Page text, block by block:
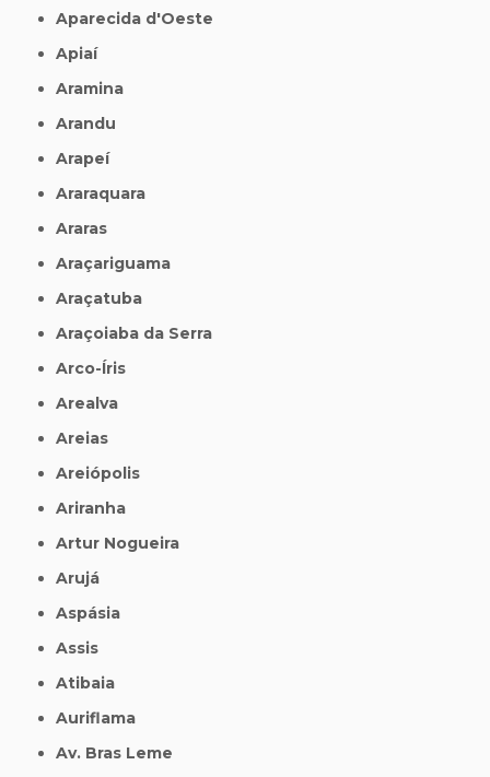
Aparecida d'Oeste
Apiaí
Aramina
Arandu
Arapeí
Araraquara
Araras
Araçariguama
Araçatuba
Araçoiaba da Serra
Arco-Íris
Arealva
Areias
Areiópolis
Ariranha
Artur Nogueira
Arujá
Aspásia
Assis
Atibaia
Auriflama
Av. Bras Leme